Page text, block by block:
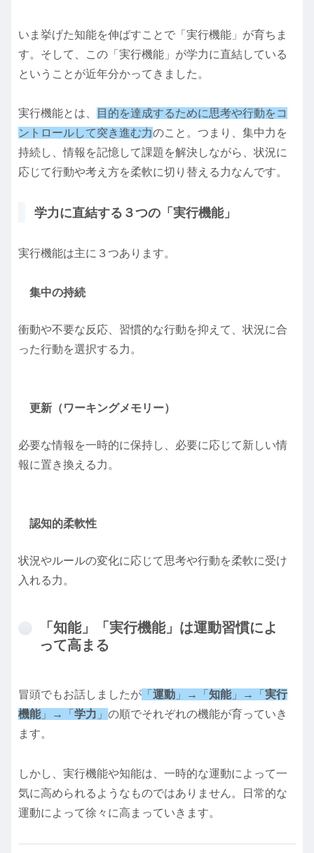
いま挙げた知能を伸ばすことで「実行機能」が育ちま
す。そして、この「実行機能」が学力に直結している
ということが近年分かってきました。
実行機能とは、
目的を達成するために思考や行動をコ
ントロールして突き進む力のこと。つまり、集中力を
持続し、情報を記憶して課題を解決しながら、状況に
応じて行動や考え方を柔軟に切り替える力なんです。
学力に直結する３つの「実行機能」
実行機能は主に３つあります。
集中の持続
衝​​動や不要な反応、習慣的な行動を抑えて、状況に合
った行動を選択する力。
更新（ワーキングメモリー）
必要な情報を一時的に保持し、必要に応じて新しい情
報に置き換える力。
認知的柔軟性
状況やルールの変化に応じて思考や行動を柔軟に受け
入れる力。
「知能」「実行機能」は運動習慣によ
って高まる
冒頭でもお話しましたが 「 運動 」→「 知能」→「 実行
機能」→「 学力 」 の順でそれぞれの機能が育っていき
ます。
しかし、実行機能や知能は、一時的な運動によって一
気に高められるようなものではありません。日常的な
運動によって徐々に高まっていきます。